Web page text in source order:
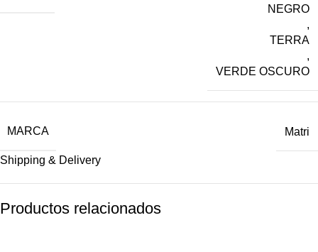
NEGRO
,
TERRA
,
VERDE OSCURO
MARCA Matri
Shipping & Delivery
Productos relacionados